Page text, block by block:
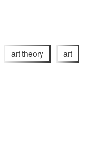
art theory art